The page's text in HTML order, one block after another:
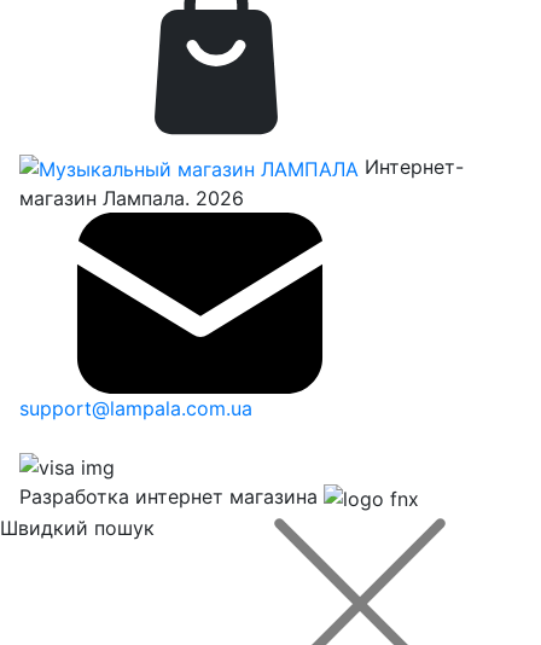
Интернет-
магазин Лампала. 2026
support@lampala.com.ua
Разработка интернет магазина
Швидкий пошук